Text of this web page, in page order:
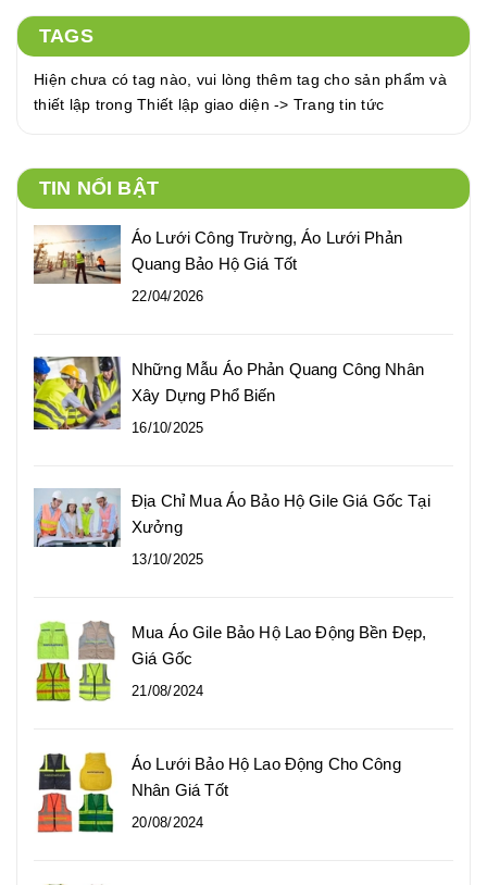
TAGS
Hiện chưa có tag nào, vui lòng thêm tag cho sản phẩm và
thiết lập trong Thiết lập giao diện -> Trang tin tức
TIN NỔI BẬT
Áo Lưới Công Trường, Áo Lưới Phản
Quang Bảo Hộ Giá Tốt
22/04/2026
Những Mẫu Áo Phản Quang Công Nhân
Xây Dựng Phổ Biến
16/10/2025
Địa Chỉ Mua Áo Bảo Hộ Gile Giá Gốc Tại
Xưởng
13/10/2025
Mua Áo Gile Bảo Hộ Lao Động Bền Đẹp,
Giá Gốc
21/08/2024
Áo Lưới Bảo Hộ Lao Động Cho Công
Nhân Giá Tốt
20/08/2024